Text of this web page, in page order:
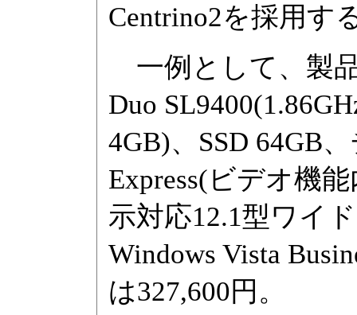
Centrino2を採用す
一例として、製品
Duo
4GB)、SSD 64GB
Express(ビデオ機
示対応12.1型ワイ
Windows Vista
は327,600円。